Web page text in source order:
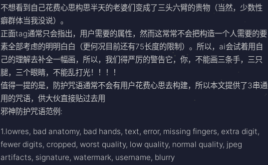
不想看到自己花费心思构思半天的老婆们变成了三头六臂的贵物（当然，少数性
癖群体当我没说）。
正面tag通常只会指出，用户需要的属性，然而这常常不会把构造一个人需要的要
素全部考虑的明明白白（更何况目前还有75长度的限制）。所以，ai会试着用自
己的理解去补全一幅画，所以，我们得严厉的警告它，你，不能画三条手，三只
腿，三个眼睛，不能乱打光！！！！
值得一提的是，防护咒语通常不会有用户花费心思去构建，所以本文提供了3串通
用的咒语，供大伙直接贴过去用
邪神防护咒语范例:
1.lowres, bad anatomy, bad hands, text, error, missing fingers, extra digit,
fewer digits, cropped, worst quality, low quality, normal quality, jpeg
artifacts, signature, watermark, username, blurry